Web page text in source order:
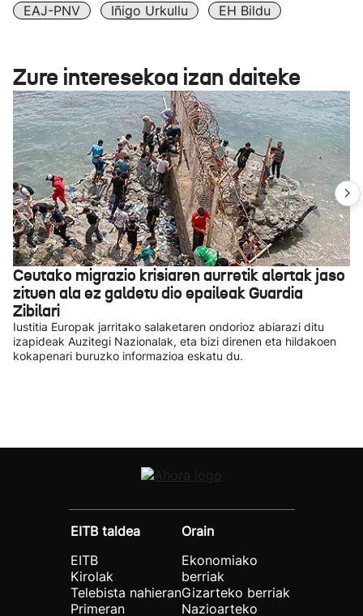
EAJ-PNV
Iñigo Urkullu EH Bildu
Zure interesekoa izan daiteke
Ceutako migrazio krisiaren aurretik alertak jaso
zituen ala ez galdetu dio epaileak Guardia
Zibilari
Iustitia Europak jarritako salaketaren ondorioz abiarazi ditu
izapideak Auzitegi Nazionalak, eta bizi direnen eta hildakoen
kokapenari buruzko informazioa eskatu du.
EITB taldea
EITB
Kirolak
Telebista nahieran
Primeran
Orain
Ekonomiako
berriak
Gizarteko berriak
Nazioarteko